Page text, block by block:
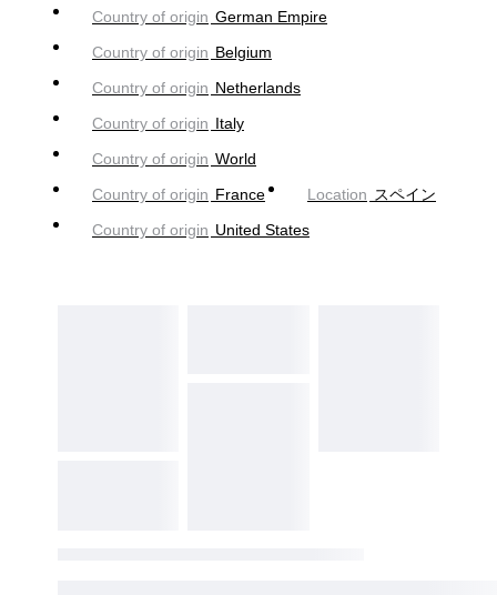
Country of origin German Empire
Country of origin Belgium
Country of origin Netherlands
Country of origin Italy
Country of origin World
Country of origin France Location スペイン
Country of origin United States